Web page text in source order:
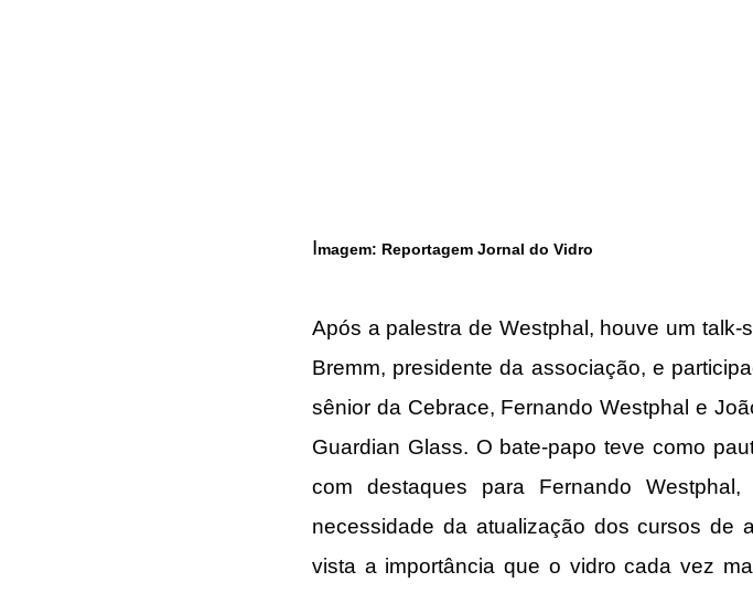
Imagem: Reportagem Jornal do Vidro
Após a palestra de Westphal, houve um
Bremm, presidente da associação, e
sênior da Cebrace, Fernando Westphal e
Guardian Glass. O bate-papo teve como
com destaques para Fernando
necessidade da atualização dos cursos de
vista a importância que o vidro cada vez